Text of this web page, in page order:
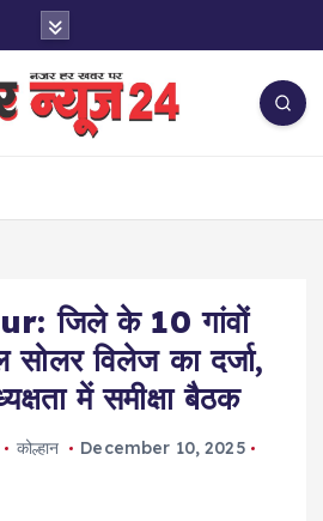
जिले के 10 गांवों
सोलर विलेज का दर्जा,
में समीक्षा बैठक
कोल्हान
December 10, 2025